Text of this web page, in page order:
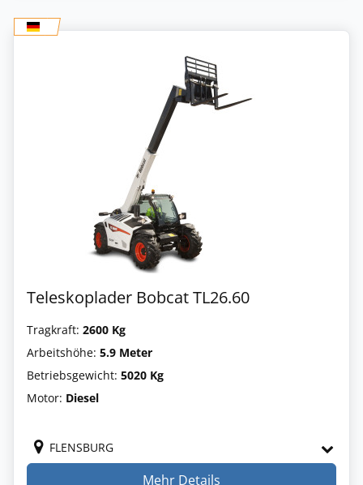
Teleskoplader Bobcat TL26.60
Tragkraft: 2600 Kg
Arbeitshöhe: 5.9 Meter
Betriebsgewicht: 5020 Kg
Motor: Diesel
FLENSBURG
Mehr Details